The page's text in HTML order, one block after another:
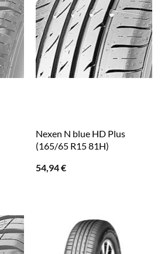
Nexen N blue HD Plus
(165/65 R15 81H)
54,94€